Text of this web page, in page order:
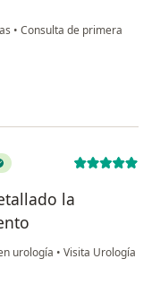
• Consulta de primera
la
urología • Visita Urología